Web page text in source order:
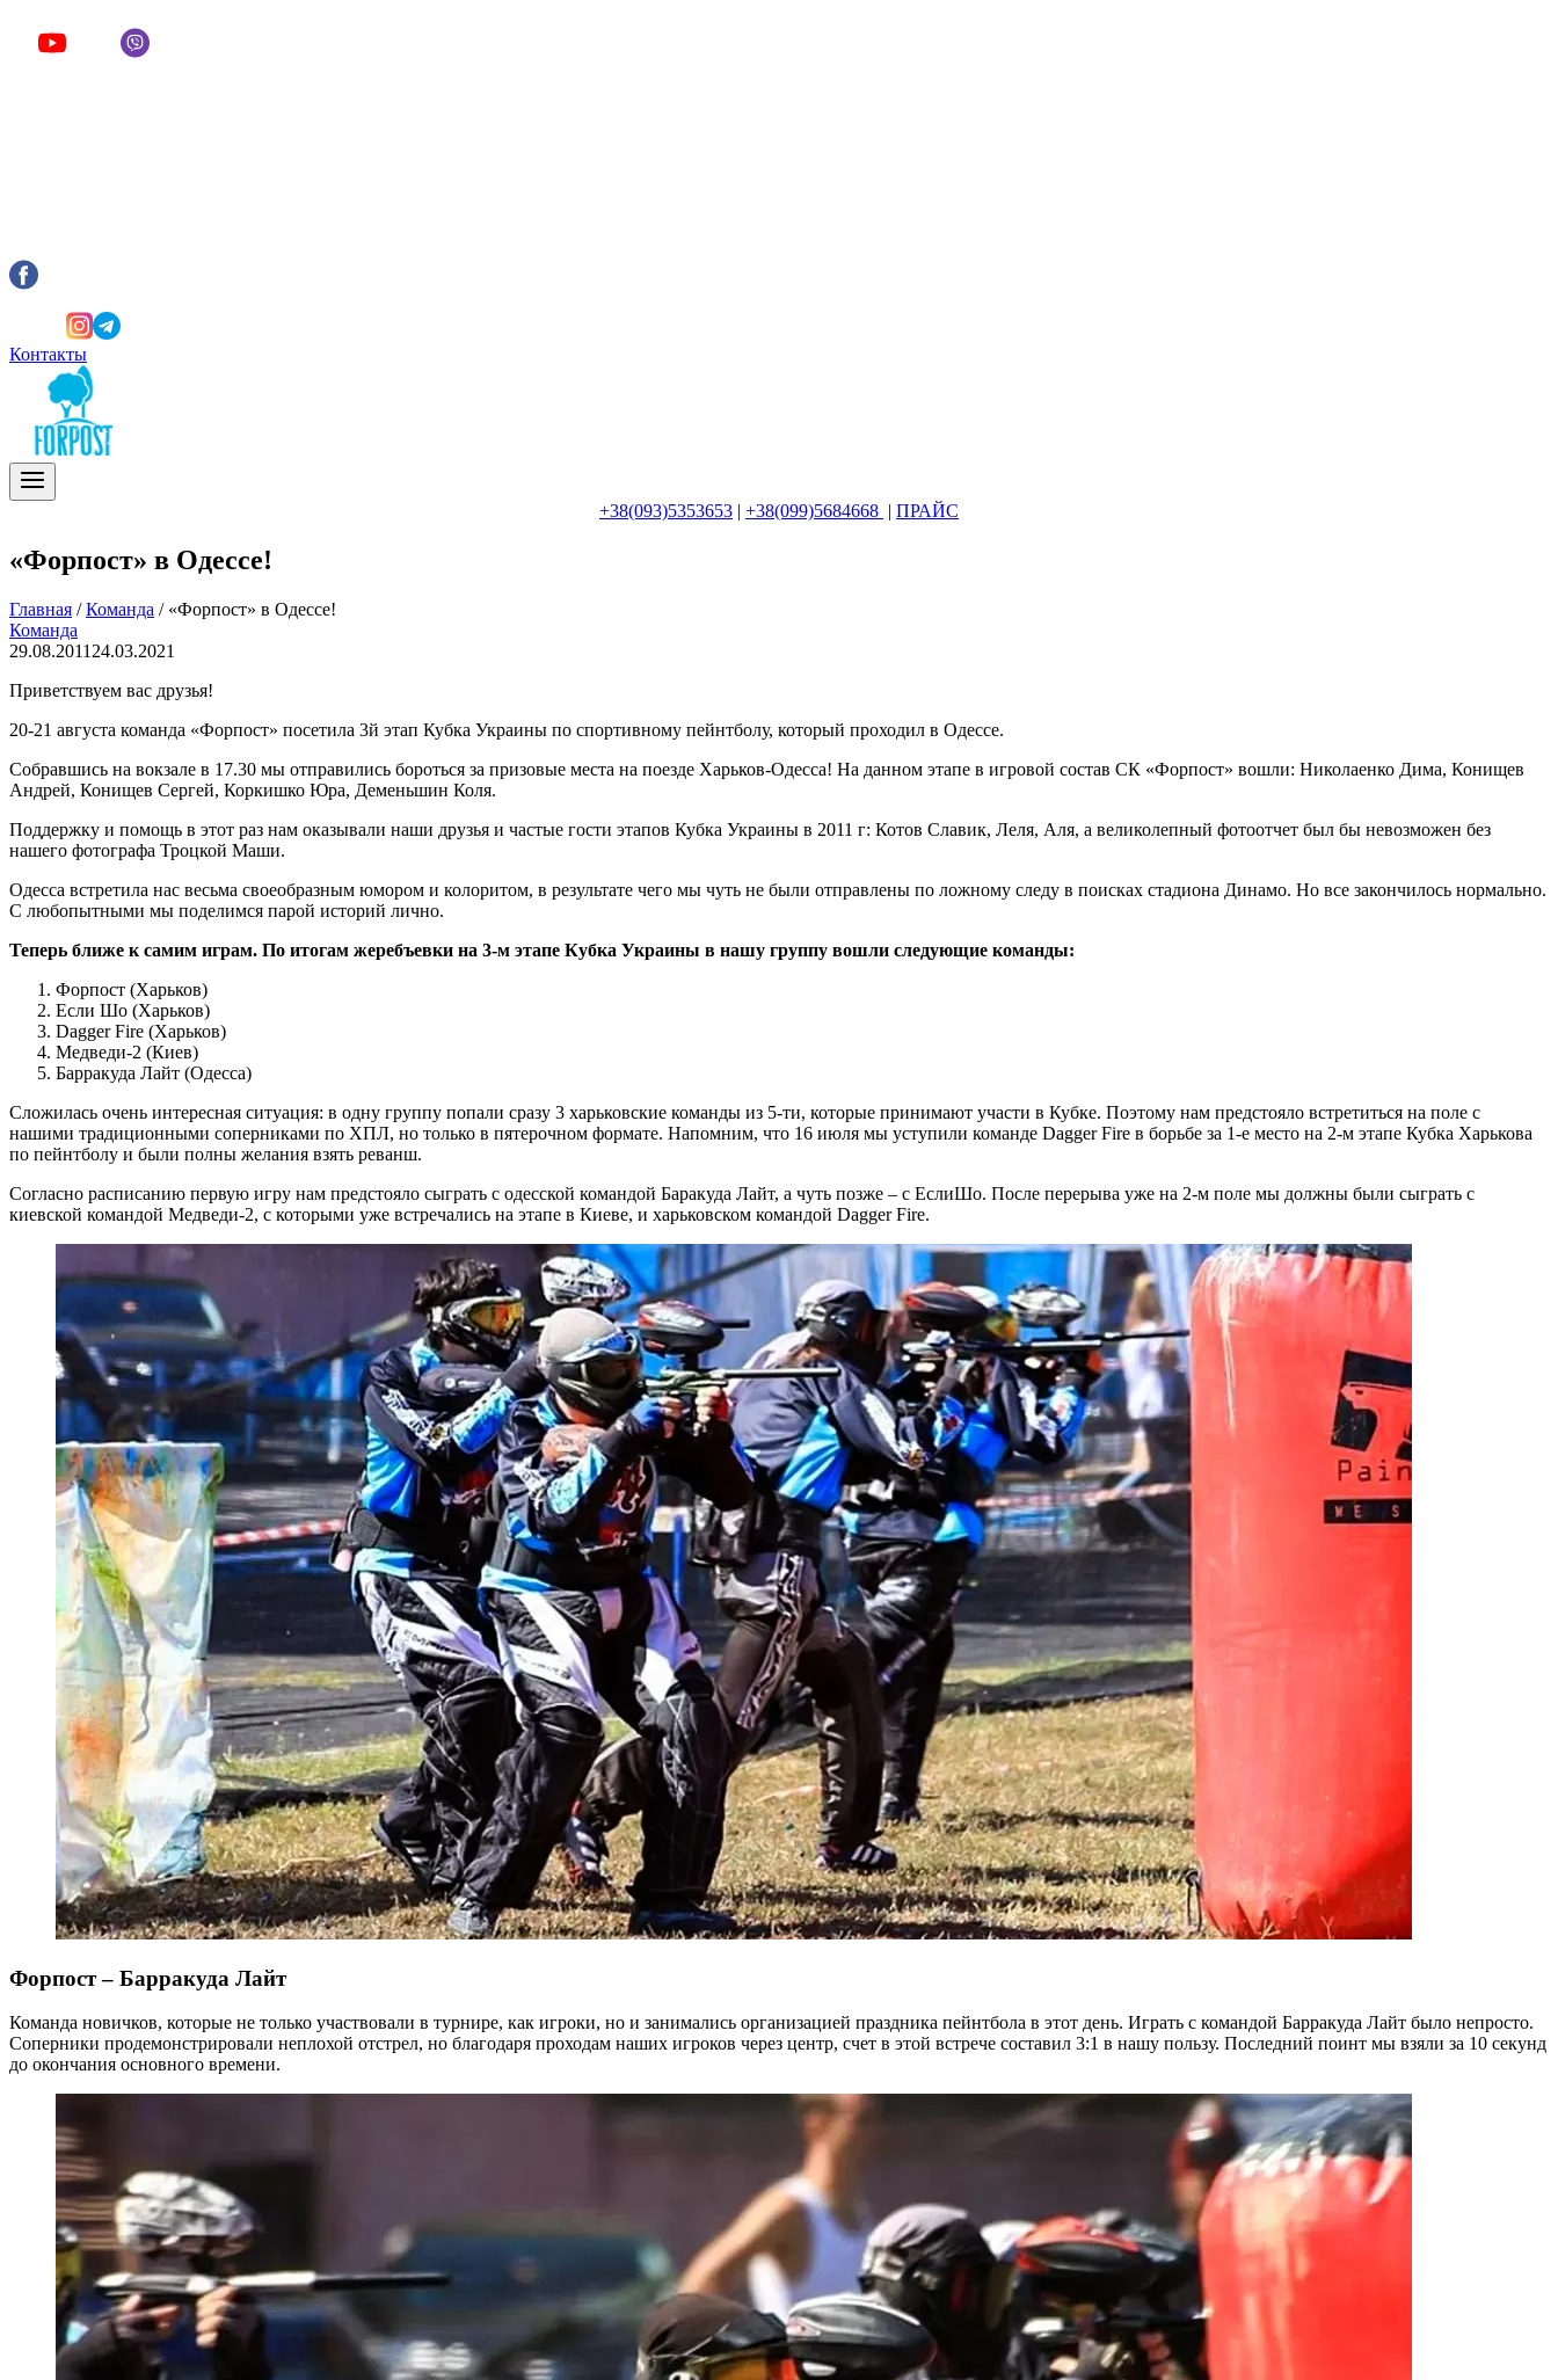
Контакты
+38(093)5353653 | +38(099)5684668 | ПРАЙС
«Форпост» в Одессе!
Главная / Команда / «Форпост» в Одессе!
Команда
29.08.2011 24.03.2021
Приветствуем вас друзья!
20-21 августа команда «Форпост» посетила 3й этап Кубка Украины по спортивному пейнтболу, который проходил в Одессе.
Собравшись на вокзале в 17.30 мы отправились бороться за призовые места на поезде Харьков-Одесса! На данном этапе в игровой состав СК «Форпост» вошли: Николаенко Дима, Конищев
Андрей, Конищев Сергей, Коркишко Юра, Деменьшин Коля.
Поддержку и помощь в этот раз нам оказывали наши друзья и частые гости этапов Кубка Украины в 2011 г: Котов Славик, Леля, Аля, а великолепный фотоотчет был бы невозможен без
нашего фотографа Троцкой Маши.
Одесса встретила нас весьма своеобразным юмором и колоритом, в результате чего мы чуть не были отправлены по ложному следу в поисках стадиона Динамо. Но все закончилось нормально.
С любопытными мы поделимся парой историй лично.
Теперь ближе к самим играм. По итогам жеребъевки на 3-м этапе Кубка Украины в нашу группу вошли следующие команды:
Форпост (Харьков)
Если Шо (Харьков)
Dagger Fire (Харьков)
Медведи-2 (Киев)
Барракуда Лайт (Одесса)
Сложилась очень интересная ситуация: в одну группу попали сразу 3 харьковские команды из 5-ти, которые принимают участи в Кубке. Поэтому нам предстояло встретиться на поле с
нашими традиционными соперниками по ХПЛ, но только в пятерочном формате. Напомним, что 16 июля мы уступили команде Dagger Fire в борьбе за 1-е место на 2-м этапе Кубка Харькова
по пейнтболу и были полны желания взять реванш.
Согласно расписанию первую игру нам предстояло сыграть с одесской командой Баракуда Лайт, а чуть позже – с ЕслиШо. После перерыва уже на 2-м поле мы должны были сыграть с
киевской командой Медведи-2, с которыми уже встречались на этапе в Киеве, и харьковском командой Dagger Fire.
Форпост – Барракуда Лайт
Команда новичков, которые не только участвовали в турнире, как игроки, но и занимались организацией праздника пейнтбола в этот день. Играть с командой Барракуда Лайт было непросто.
Соперники продемонстрировали неплохой отстрел, но благодаря проходам наших игроков через центр, счет в этой встрече составил 3:1 в нашу пользу. Последний поинт мы взяли за 10 секунд
до окончания основного времени.